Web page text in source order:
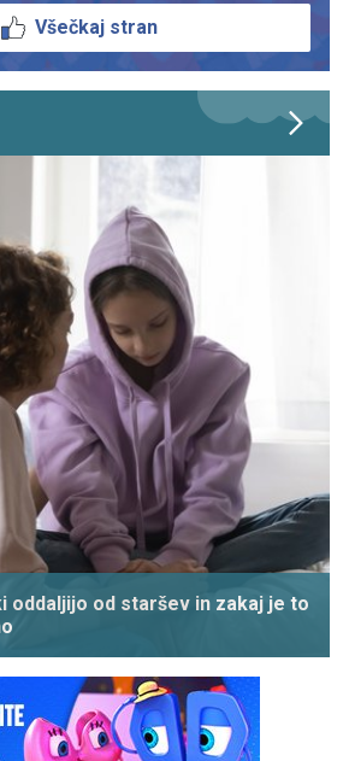
Všečkaj stran
oddaljijo od staršev in zakaj je to